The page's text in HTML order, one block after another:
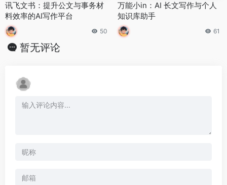
讯飞文书：提升公文与事务材
料效率的AI写作平台
50
万能小in：AI 长文写作与个人
知识库助手
61
暂无评论